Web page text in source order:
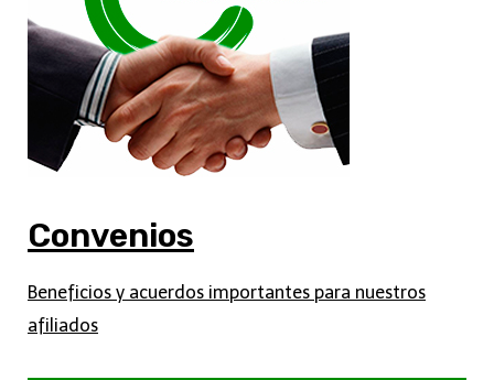
Convenios
Beneficios y acuerdos importantes para nuestros
afiliados